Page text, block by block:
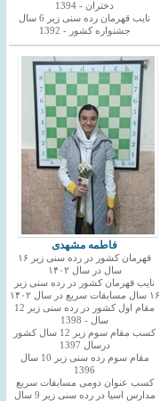
دختران - 1394
نایب قهرمان رده سنی زیر 6 سال
جشنواره کشور - 1392
فاطمه مشهدی
قهرمان کشور در رده سنی زیر ۱۶
سال در سال ۱۴۰۲
نایب قهرمان کشور در رده سنی زیر
۱۶ سال مسابقات سریع در سال ۱۴۰۲
مقام اول کشور در رده سنی زیر 12
سال - 1398
کسب مقام سوم زیر 12 سال کشور
درسال 1397
مقام سوم رده سنی زیر 10 سال
1396
کسب عنوان دومی مسابقات سریع
مدارس اسیا در رده سنی زیر 9 سال